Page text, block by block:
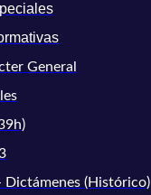
General
(Histórico)